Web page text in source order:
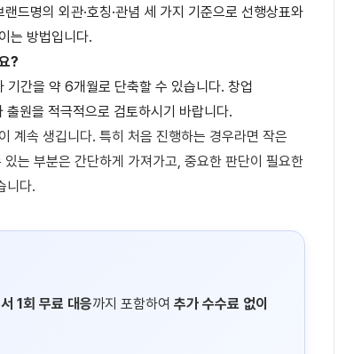
드명의 외관·호칭·관념 세 가지 기준으로 선행상표와
는 방법입니다.
?
간을 약 6개월로 단축할 수 있습니다. 창업
원을 적극적으로 검토하시기 바랍니다.
계속 생깁니다. 특히 처음 진행하는 경우라면 작은
는 부분은 간단하게 가져가고, 중요한 판단이 필요한
니다.
1회 무료 대응까지 포함하여 추가 수수료 없이